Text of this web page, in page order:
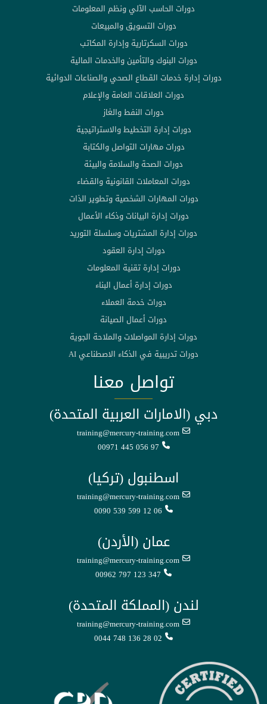
دورات الحاسب الآلي ونظم المعلومات
دورات التسويق والمبيعات
دورات السكرتارية وإدارة المكاتب
دورات البنوك والتأمين والخدمات المالية
دورات إدارة خدمات القطاع الصحي والصناعات الدوائية
دورات العلاقات العامة والإعلام
دورات النفط والغاز
دورات إدارة التخطيط والاستراتيجية
دورات مهارات التواصل والكتابة
دورات الصحة والسلامة والبيئة
دورات المعاملات القانونية والقضاء
دورات المهارات الشخصية وتطوير الذات
دورات إدارة البيانات وذكاء الأعمال
دورات إدارة المشتريات وسلسلة التوريد
دورات إدارة العقود
دورات إدارة تقنية المعلومات
دورات إدارة أعمال البناء
دورات خدمة العملاء
دورات أعمال الصيانة
دورات إدارة المواصلات والملاحة الجوية
دورات تدريبية في الذكاء الاصطناعي AI
تواصل معنا
دبي (الامارات العربية المتحدة)
training@mercury-training.com
00971 445 056 97
اسطنبول (تركيا)
training@mercury-training.com
0090 539 599 12 06
عمان (الأردن)
training@mercury-training.com
00962 797 123 347
لندن (المملكة المتحدة)
training@mercury-training.com
0044 748 136 28 02